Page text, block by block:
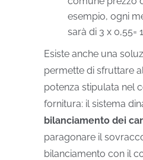
esempio, ogni
sarà di 3 x 0,55=
Esiste anche una
permette di sfruttare
potenza stipulata nel
fornitura: il sistema
bilanciamento dei
paragonare il
bilanciamento con il